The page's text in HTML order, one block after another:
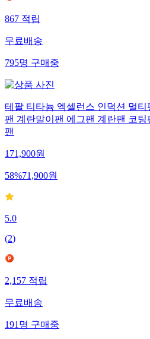
867적립
무료배송
795명구매중
테팔 티타늄 엑셀런스 인덕션 멀티
팬 계란말이팬 에그팬 계란팬 코
팬
171,900원
58%71,900원
5.0
(2)
2,157적립
무료배송
191명구매중